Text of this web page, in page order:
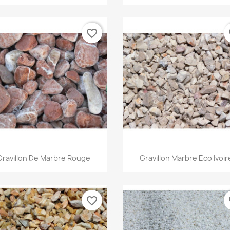
Aperçu rapide
De Marbre Rouge
favorite_border
Aperçu rapide
Gravillon Marbre Eco
favorite_border